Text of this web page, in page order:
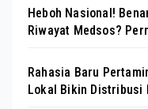
Heboh Nasional!
Riwayat Medsos?
Rahasia Baru
Lokal Bikin Distribusi